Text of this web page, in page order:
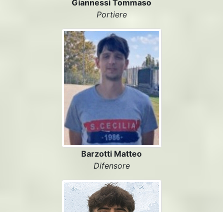
Giannessi Tommaso
Portiere
Barzotti Matteo
Difensore